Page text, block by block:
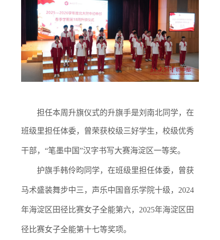
担任本周升旗仪式的升旗手是刘南北同学，在
班级里担任体委，曾荣获校级三好学生， 校级优秀
干部，“笔墨中国”汉字书写大赛海淀区一等奖。
护旗手韩伶昀同学 ，在班级里担任体委，曾获
马术盛装舞步中三， 声乐中国音乐学院十级， 2024
年海淀区田径比赛女子全能第六， 2025年海淀区田
径比赛女子全能第十七等奖项。